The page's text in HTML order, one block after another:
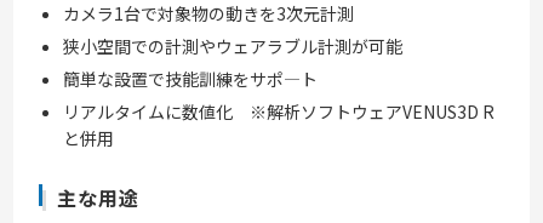
カメラ1台で対象物の動きを3次元計測
狭小空間での計測やウェアラブル計測が可能
簡単な設置で技能訓練をサポ―ト
リアルタイムに数値化 ※解析ソフトウェアVENUS3D R
と併用
主な用途